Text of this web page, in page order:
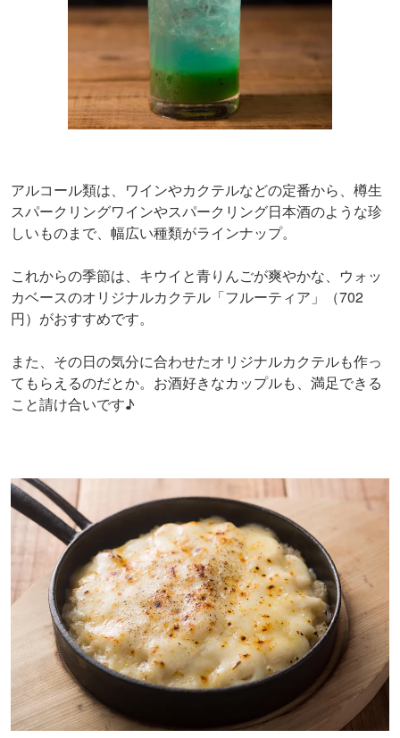
アルコール類は、ワインやカクテルなどの定番から、樽生
スパークリングワインやスパークリング日本酒のような珍
しいものまで、幅広い種類がラインナップ。
これからの季節は、キウイと青りんごが爽やかな、ウォッ
カベースのオリジナルカクテル「フルーティア」（702
円）がおすすめです。
また、その日の気分に合わせたオリジナルカクテルも作っ
てもらえるのだとか。お酒好きなカップルも、満足できる
こと請け合いです♪